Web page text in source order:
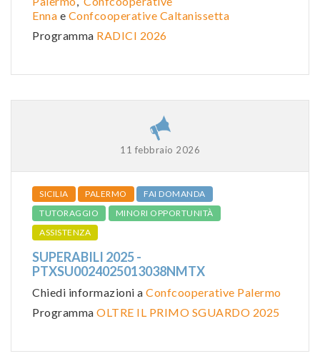
Enna e Confcooperative Caltanissetta
Programma RADICI 2026
11 febbraio 2026
SICILIA PALERMO
FAI DOMANDA
TUTORAGGIO
MINORI OPPORTUNITÀ
ASSISTENZA
SUPERABILI 2025 -
PTXSU0024025013038NMTX
Chiedi informazioni a Confcooperative Palermo
Programma OLTRE IL PRIMO SGUARDO 2025